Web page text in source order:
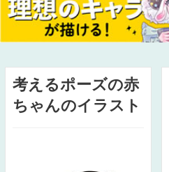
考えるポーズの赤
ちゃんのイラスト